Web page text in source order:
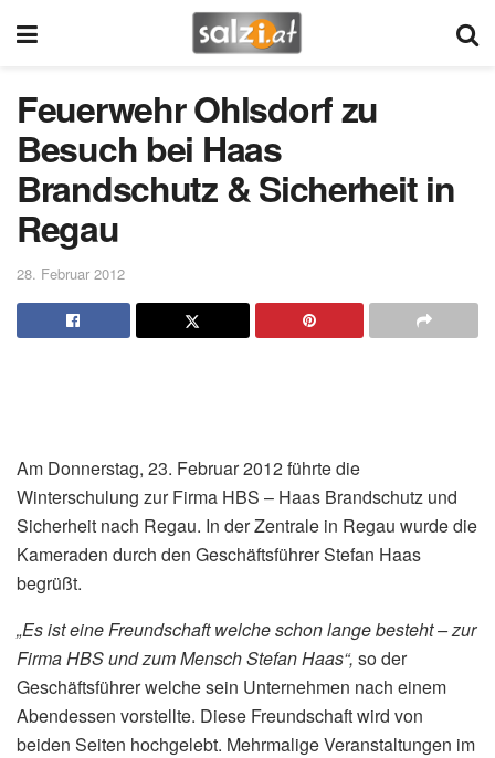
Feuerwehr Ohlsdorf zu
Besuch bei Haas
Brandschutz & Sicherheit in
Regau
28. Februar 2012
Am Donnerstag, 23. Februar 2012 führte die
Winterschulung zur Firma HBS – Haas Brandschutz und
Sicherheit nach Regau. In der Zentrale in Regau wurde die
Kameraden durch den Geschäftsführer Stefan Haas
begrüßt.
„Es ist eine Freundschaft welche schon lange besteht – zur
Firma HBS und zum Mensch Stefan Haas“, so der
Geschäftsführer welche sein Unternehmen nach einem
Abendessen vorstellte. Diese Freundschaft wird von
beiden Seiten hochgelebt. Mehrmalige Veranstaltungen im